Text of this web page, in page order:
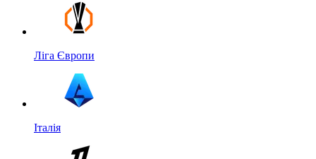
Ліга Європи
Італія